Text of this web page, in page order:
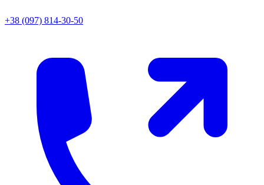
+38 (097) 814-30-50